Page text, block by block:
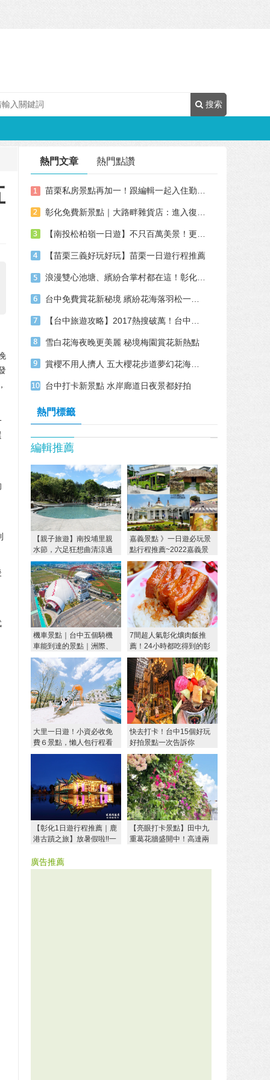
搜索
熱門文章 熱門點讚
【苗栗三義好玩好玩】苗栗一日遊行程推薦
雪白花海夜晚更美麗 秘境梅園賞花新熱點
台中打卡新景點 水岸廊道日夜景都好拍
熱門標籤
編輯推薦
【親子旅遊】南投埔里親
水節，六足狂想曲清涼過
暑假！
嘉義景點 》一日遊必玩景
點行程推薦~2022嘉義景
點住宿報你知
機車景點｜台中五個騎機
車能到達的景點｜洲際、
紙箱王
7間超人氣彰化爌肉飯推
薦！24小時都吃得到的彰
化在地美食
大里一日遊！小資必收免
費６景點，懶人包行程看
這邊，吃喝玩樂通通有，
快去打卡！台中15個好玩
好拍景點一次告訴你
【彰化1日遊行程推薦｜鹿
港古蹟之旅】放暑假啦!!一
【亮眼打卡景點】田中九
重葛花牆盛開中！高達兩
廣告推薦